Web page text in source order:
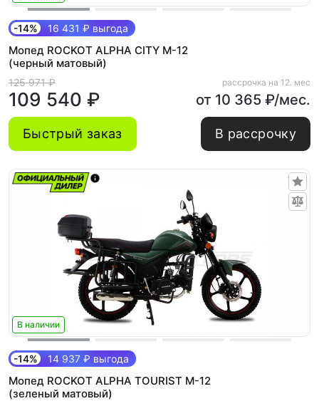
-14% 16 431 ₽ выгода
Мопед ROCKOT ALPHA CITY M-12
(черный матовый)
125 971 ₽
109 540 ₽
рассрочка на 12. мес
от 10 365 ₽/мес.
Быстрый заказ В рассрочку
В наличии
-14% 14 937 ₽ выгода
Мопед ROCKOT ALPHA TOURIST M-12
(зеленый матовый)